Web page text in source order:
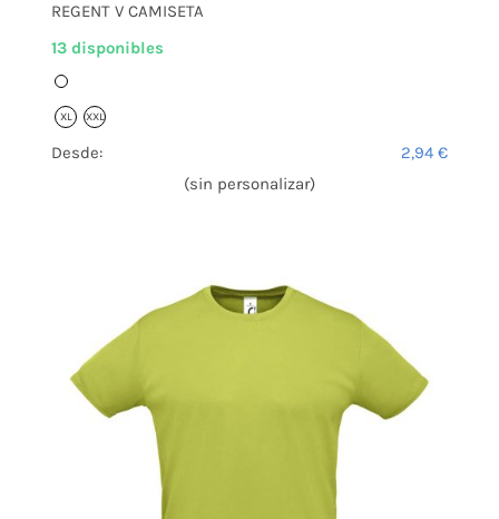
REGENT V CAMISETA
13 disponibles
XL XXL
Desde: 2,94 €
(sin personalizar)